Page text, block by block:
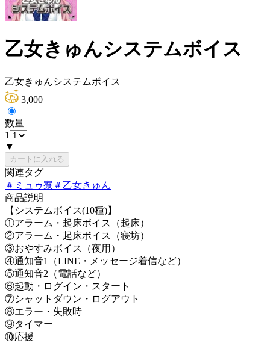
乙女きゅんシステムボイス
乙女きゅんシステムボイス
3,000
数量
1
▼
カートに入れる
関連タグ
＃ ミュゥ寮 ＃ 乙女きゅん
商品説明
【システムボイス(10種)】
①アラーム・起床ボイス（起床）
②アラーム・起床ボイス（寝坊）
③おやすみボイス（夜用）
④通知音1（LINE・メッセージ着信など）
⑤通知音2（電話など）
⑥起動・ログイン・スタート
⑦シャットダウン・ログアウト
⑧エラー・失敗時
⑨タイマー
⑩応援